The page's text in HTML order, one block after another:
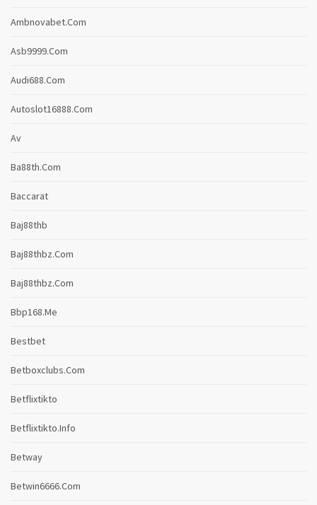
Ambnovabet.com
Asb9999.com
Audi688.com
Autoslot16888.com
Av
Ba88th.com
Baccarat
Baj88thb
Baj88thbz.com
Baj88thbz.com
Bbp168.me
Bestbet
Betboxclubs.com
Betflixtikto
Betflixtikto.info
Betway
Betwin6666.com